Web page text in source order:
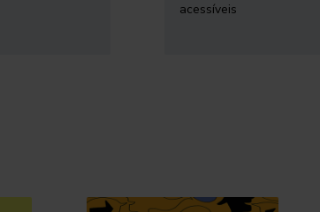
acessíveis